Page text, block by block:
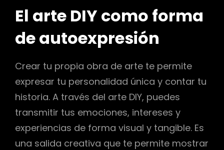
El arte DIY como forma
de autoexpresión
Crear tu propia obra de arte te permite
expresar tu personalidad única y contar tu
historia. A través del arte DIY, puedes
transmitir tus emociones, intereses y
experiencias de forma visual y tangible. Es
una salida creativa que te permite mostrar